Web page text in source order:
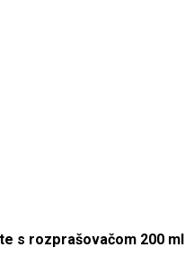
s rozprašovačom 200 ml